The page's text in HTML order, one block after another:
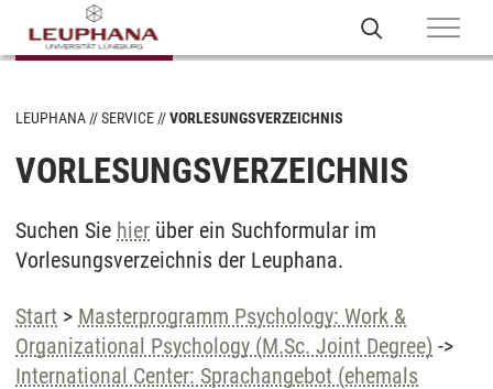
LEUPHANA SERVICE VORLESUNGSVERZEICHNIS
VORLESUNGSVERZEICHNIS
Suchen Sie hier über ein Suchformular im
Vorlesungsverzeichnis der Leuphana.
Start > Masterprogramm Psychology: Work &
Organizational Psychology (M.Sc. Joint Degree) ->
International Center: Sprachangebot (ehemals